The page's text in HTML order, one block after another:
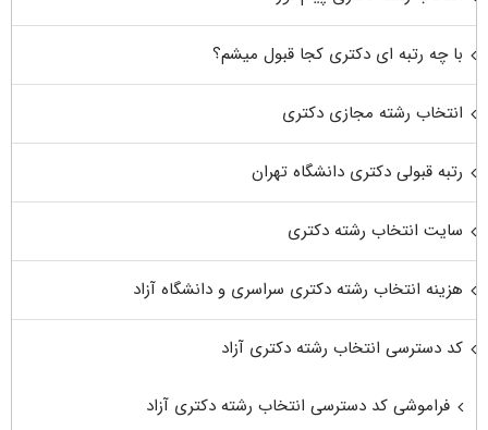
با چه رتبه ای دکتری کجا قبول میشم؟
انتخاب رشته مجازی دکتری
رتبه قبولی دکتری دانشگاه تهران
سایت انتخاب رشته دکتری
هزینه انتخاب رشته دکتری سراسری و دانشگاه آزاد
کد دسترسی انتخاب رشته دکتری آزاد
فراموشی کد دسترسی انتخاب رشته دکتری آزاد